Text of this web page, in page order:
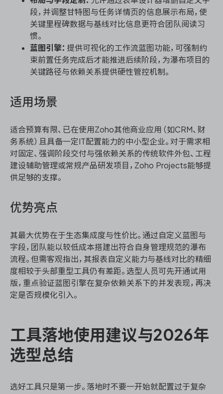
段，并调整甘特图与任务详情页的信息展示布局，使
关键里程碑数据与基线对比信息更符合团队阅读习
惯。
蓝图引擎： 提供可视化的工作流蓝图功能，可强制约
束前置任务完成后才能推进后续阶段，为瀑布项目的
关键路径与依赖关系提供硬性管控机制。
适用场景
适合预算有限、已在使用Zoho其他商业应用（如CRM、财
务系统）且具备一定IT配置能力的中小型企业。对于需求相
对固定、强调阶段交付与强依赖关系的传统软件外包、工程
建设辅助管理或常规产品研发项目，Zoho Projects能够提
供足够的支撑。
优势亮点
其最大优势在于生态集成度与性价比。通过自定义蓝图与
字段，团队能以较低成本搭建出符合自身管理规范的瀑布
流程。但需客观指出，其报表自定义能力与基线对比的精细
度相较于头部重型工具仍有差距。选型人员可先开通试用
版，重点验证蓝图引擎在复杂依赖关系下的并发表现，再决
定是否规模化引入。
工具落地使用建议与2026年
选型总结
选好工具只是第一步。落地时不要一开始就配置过于复杂